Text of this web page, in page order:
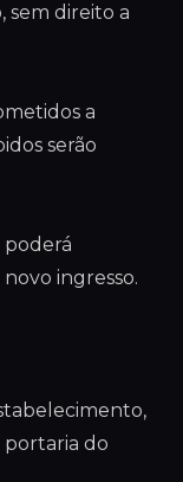
sem direito a
a
serão
poderá
ingresso.
portaria do